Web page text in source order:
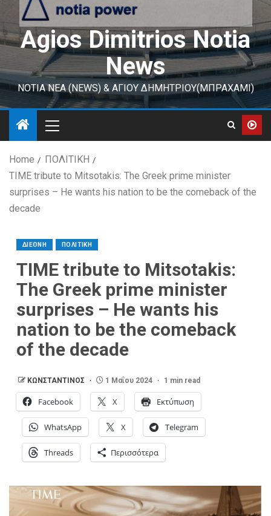
Agios Dimitrios Notia
News
ΝΟΤΙΑ ΝΕΑ (NEWS) & ΑΓΙΟΥ ΔΗΜΗΤΡΙΟΥ(ΜΠΡΑΧΑΜΙ)
Home
ΠΟΛΙΤΙΚΗ
TIME tribute to Mitsotakis: The Greek prime minister
surprises – He wants his nation to be the comeback of the
decade
ΔΙΕΘΝΗ ΠΟΛΙΤΙΚΗ
TIME tribute to Mitsotakis:
The Greek prime minister
surprises – He wants his
nation to be the comeback
of the decade
ΚΩΝΣΤΑΝΤΙΝΟΣ 1 Μαΐου 2024 1 min read
Facebook X Εκτύπωση
WhatsApp X Telegram
Threads Περισσότερα